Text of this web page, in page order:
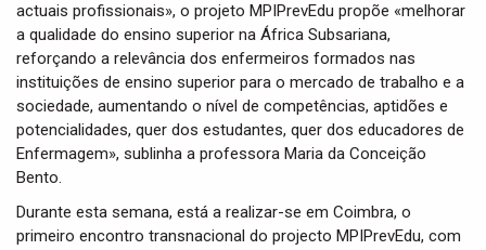
actuais profissionais», o projeto MPIPrevEdu propõe «melhorar
a qualidade do ensino superior na África Subsariana,
reforçando a relevância dos enfermeiros formados nas
instituições de ensino superior para o mercado de trabalho e a
sociedade, aumentando o nível de competências, aptidões e
potencialidades, quer dos estudantes, quer dos educadores de
Enfermagem», sublinha a professora Maria da Conceição
Bento.
Durante esta semana, está a realizar-se em Coimbra, o
primeiro encontro transnacional do projecto MPIPrevEdu, com